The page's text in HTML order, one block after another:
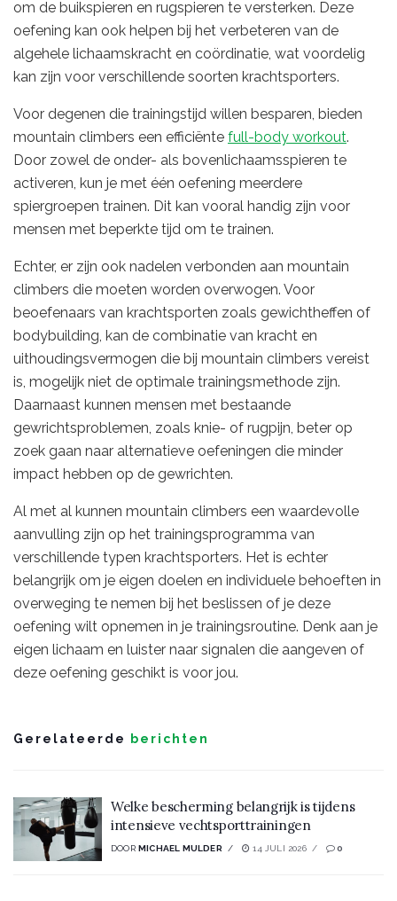
om de buikspieren en rugspieren te versterken. Deze
oefening kan ook helpen bij het verbeteren van de
algehele lichaamskracht en coördinatie, wat voordelig
kan zijn voor verschillende soorten krachtsporters.
Voor degenen die trainingstijd willen besparen, bieden
mountain climbers een efficiënte full-body workout.
Door zowel de onder- als bovenlichaamsspieren te
activeren, kun je met één oefening meerdere
spiergroepen trainen. Dit kan vooral handig zijn voor
mensen met beperkte tijd om te trainen.
Echter, er zijn ook nadelen verbonden aan mountain
climbers die moeten worden overwogen. Voor
beoefenaars van krachtsporten zoals gewichtheffen of
bodybuilding, kan de combinatie van kracht en
uithoudingsvermogen die bij mountain climbers vereist
is, mogelijk niet de optimale trainingsmethode zijn.
Daarnaast kunnen mensen met bestaande
gewrichtsproblemen, zoals knie- of rugpijn, beter op
zoek gaan naar alternatieve oefeningen die minder
impact hebben op de gewrichten.
Al met al kunnen mountain climbers een waardevolle
aanvulling zijn op het trainingsprogramma van
verschillende typen krachtsporters. Het is echter
belangrijk om je eigen doelen en individuele behoeften in
overweging te nemen bij het beslissen of je deze
oefening wilt opnemen in je trainingsroutine. Denk aan je
eigen lichaam en luister naar signalen die aangeven of
deze oefening geschikt is voor jou.
Gerelateerde berichten
Welke bescherming belangrijk is tijdens
intensieve vechtsporttrainingen
DOOR MICHAEL MULDER 14 JULI 2026 0